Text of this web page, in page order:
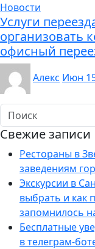
Новости
Услуги
организовать
офисный
Алекс Июн
Свежие записи
Рестораны в
заведениям
Экскурсии в
выбрать и как
запомнилось
Бесплатные
в телеграм-